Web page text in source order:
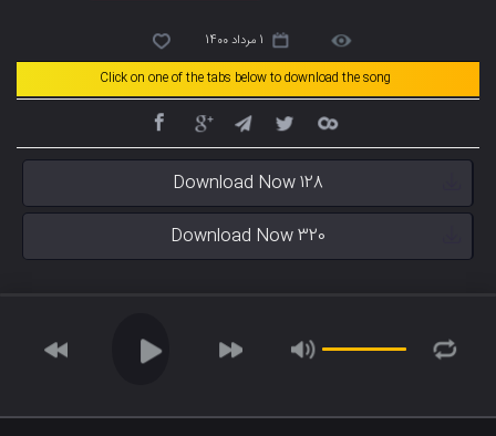
1 مرداد 1400
Click on one of the tabs below to download the song
Download Now 128
Download Now 320